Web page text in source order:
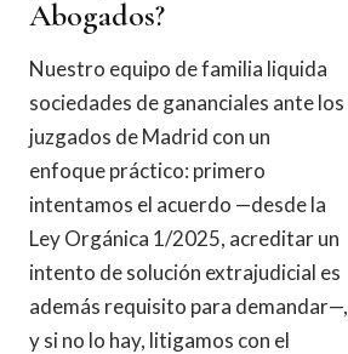
Abogados?
Nuestro equipo de familia liquida
sociedades de gananciales ante los
juzgados de Madrid con un
enfoque práctico: primero
intentamos el acuerdo —desde la
Ley Orgánica 1/2025, acreditar un
intento de solución extrajudicial es
además requisito para demandar—,
y si no lo hay, litigamos con el